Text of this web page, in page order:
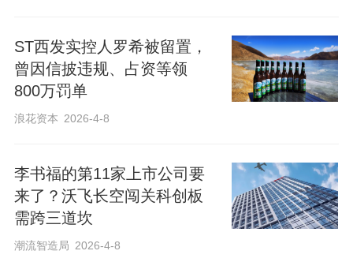
ST西发实控人罗希被留置，
曾因信披违规、占资等领
800万罚单
浪花资本 2026-4-8
李书福的第11家上市公司要
来了？沃飞长空闯关科创板
需跨三道坎
潮流智造局 2026-4-8